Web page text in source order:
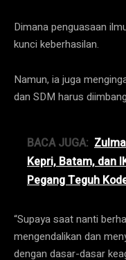
Dimana penguasaan
kunci keberhasilan.
Namun, ia juga
dan SDM harus
BACA JUGA:
Kepri, Batam, dan
Pegang Teguh
“Supaya saat nanti
mengendalikan dan
dengan dasar-dasar